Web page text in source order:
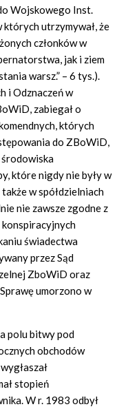
Wojskowego Inst.
utrzymywał, że
członków w
jak i ziem
warsz.” – 6 tys.).
i Odznaczeń w
zabiegał o
których
do ZBoWiD,
które nigdy nie były w
w spółdzielniach
nie zawsze zgodne z
konspiracyjnych
świadectwa
przez Sąd
ZboWiD oraz
umorzono w
polu bitwy pod
obchodów
stopień
W r. 1983 odbył